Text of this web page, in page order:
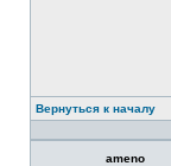
Вернуться к началу
ameno